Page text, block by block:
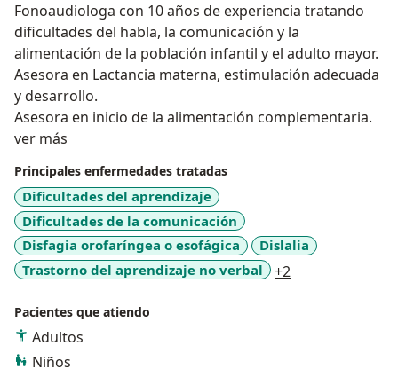
Fonoaudiologa con 10 años de experiencia tratando
dificultades del habla, la comunicación y la
alimentación de la población infantil y el adulto mayor.
Asesora en Lactancia materna, estimulación adecuada
y desarrollo.
Asesora en inicio de la alimentación complementaria.
ver más
Principales enfermedades tratadas
Dificultades del aprendizaje
Dificultades de la comunicación
Disfagia orofaríngea o esofágica
Dislalia
Trastorno del aprendizaje no verbal
+2
Pacientes que atiendo
Adultos
Niños